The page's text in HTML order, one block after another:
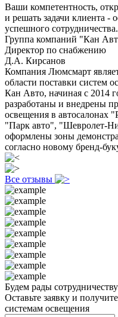
Ваши компетентность,
и решать задачи клиента -
успешного сотрудничества.
Группа компаний "Кан
Директор по снабжению
Д.А. Кирсанов
Компания Люмсмарт
области поставки систем
Кан Авто, начиная с 2014
разработаны и внедрены
освещения в автосалонах
"Парк авто", "Шевролет-
оформлены зоны
согласно новому бренд-
Все отзывы
Будем рады сотрудничеству
Оставьте заявку и
системам освещения